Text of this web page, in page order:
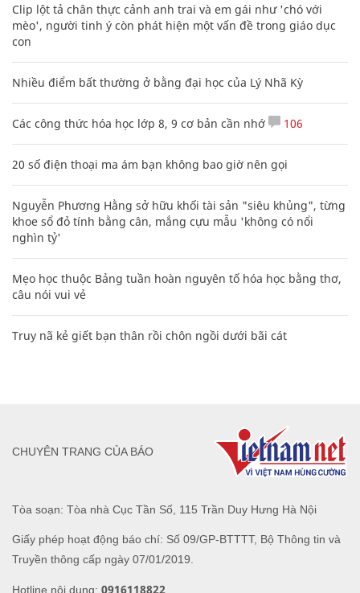
Clip lột tả chân thực cảnh anh trai và em gái như 'chó với
mèo', người tinh ý còn phát hiện một vấn đề trong giáo dục
con
Nhiều điểm bất thường ở bằng đại học của Lý Nhã Kỳ
Các công thức hóa học lớp 8, 9 cơ bản cần nhớ 106
20 số điện thoại ma ám bạn không bao giờ nên gọi
Nguyễn Phương Hằng sở hữu khối tài sản "siêu khủng", từng
khoe sổ đỏ tính bằng cân, mắng cựu mẫu 'không có nổi
nghìn tỷ'
Mẹo học thuộc Bảng tuần hoàn nguyên tố hóa học bằng thơ,
câu nói vui vẻ
Truy nã kẻ giết bạn thân rồi chôn ngồi dưới bãi cát
Tòa soạn: Tòa nhà Cục Tần Số, 115 Trần Duy Hưng Hà Nội
Giấy phép hoạt động báo chí: Số 09/GP-BTTTT, Bộ Thông tin và
Truyền thông cấp ngày 07/01/2019.
Hotline nội dung: 0916118822
CHUYÊN TRANG CỦA BÁO